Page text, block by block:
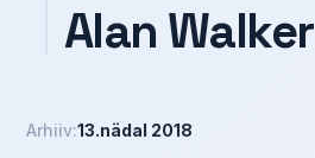
Alan Walker
Arhiiv:13.nädal 2018